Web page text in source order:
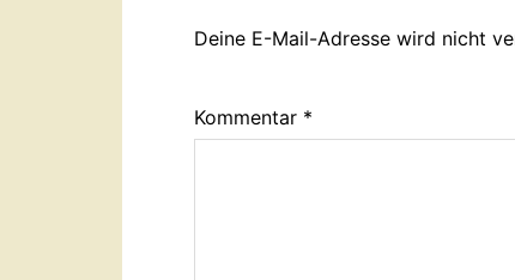
Deine E-Mail-Adresse wird nicht
Kommentar *